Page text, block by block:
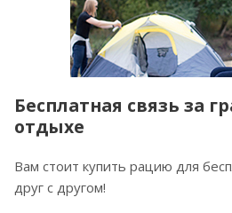
Бесплатная связь за
отдыхе
Вам стоит купить рацию для
друг с другом!